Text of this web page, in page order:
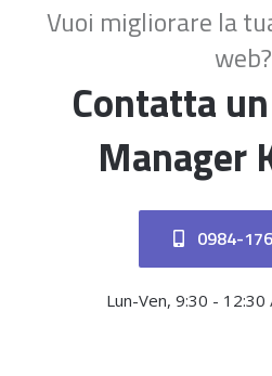
Vuoi migliorare la
web?
Contatta
Manager
0984-
Lun-Ven, 9:30 -